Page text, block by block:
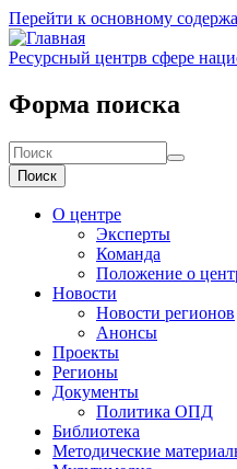
Перейти к основному
Ресурсный центрв сфере
Форма поиска
Поиск
О центре
Эксперты
Команда
Положение о
Новости
Новости регионов
Анонсы
Проекты
Регионы
Документы
Политика ОПД
Библиотека
Методические